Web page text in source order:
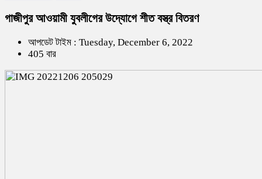
গাজীপুর আওয়ামী যুবলীগের উদ্যোগে শীত বস্ত্র বিতরণ
আপডেট টাইম : Tuesday, December 6, 2022
405 বার